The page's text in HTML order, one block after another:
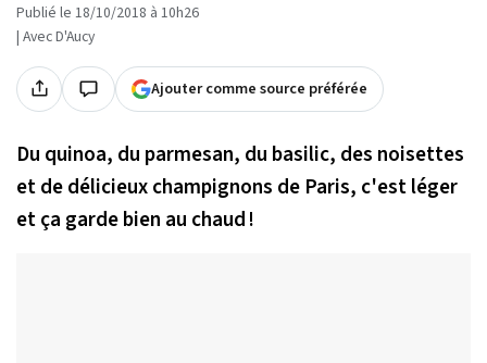
Publié le 18/10/2018 à 10h26
| Avec D'Aucy
Ajouter comme source préférée
Du quinoa, du parmesan, du basilic, des noisettes
et de délicieux champignons de Paris, c'est léger
et ça garde bien au chaud !